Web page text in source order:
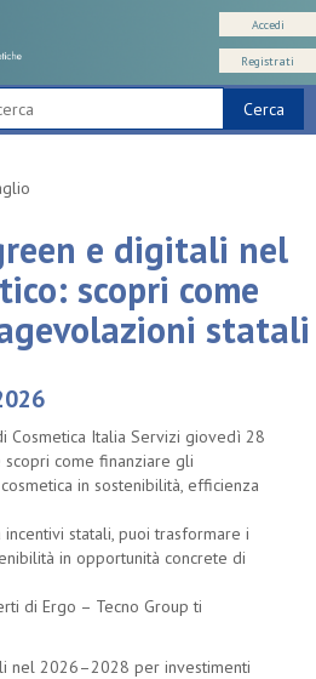
Cerca
Accedi
Registrati
e digitali nel
scopri come
statali
Cosmetica Italia Servizi giovedì 28
come finanziare gli
in sostenibilità, efficienza
statali, puoi trasformare i
in opportunità concrete di
di Ergo – Tecno Group ti
nel 2026–2028 per investimenti